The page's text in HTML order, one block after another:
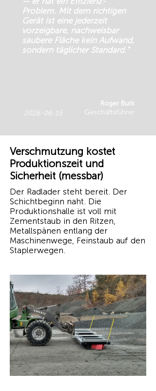
Problem. Mit dem richtigen
Gerät ist eine jederzeit
vorzeigbare, nachweisbar
saubere Fläche kein Aufwand,
sondern täglicher Standard.“
2026-06-15
Roger Burk
Geschäftsführer
Verschmutzung kostet
Produktionszeit und
Sicherheit (messbar)
Der Radlader steht bereit. Der
Schichtbeginn naht. Die
Produktionshalle ist voll mit
Zementstaub in den Ritzen,
Metallspänen entlang der
Maschinenwege, Feinstaub auf den
Staplerwegen.